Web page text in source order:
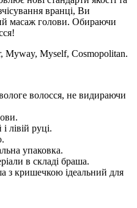
вранці, Ви
масаж голови. Обираючи
Myway, Myself, Cosmopolitan.
волосся, не видираючи
лівій руці.
упаковка.
в складі браша.
з кришечкою ідеальний для